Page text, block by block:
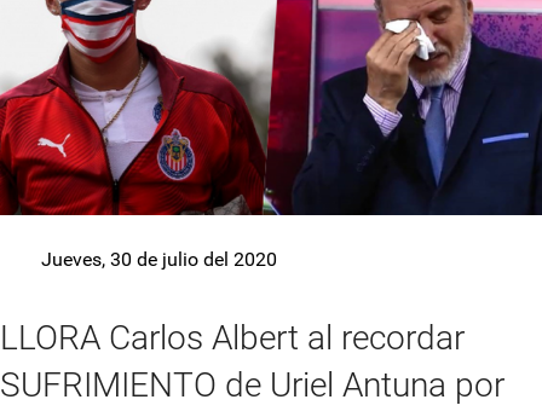
Jueves, 30 de julio del 2020
LLORA Carlos Albert al recordar
SUFRIMIENTO de Uriel Antuna por